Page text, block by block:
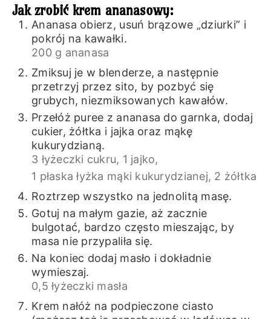
Jak zrobić krem ananasowy:
Ananasa obierz, usuń brązowe „dziurki” i
pokrój na kawałki.
200 g ananasa
Zmiksuj je w blenderze, a następnie
przetrzyj przez sito, by pozbyć się
grubych, niezmiksowanych kawałów.
Przełóż puree z ananasa do garnka, dodaj
cukier, żółtka i jajka oraz mąkę
kukurydzianą.
3 łyżeczki cukru, 1 jajko,
1 płaska łyżka mąki kukurydzianej, 2 żółtka
Roztrzep wszystko na jednolitą masę.
Gotuj na małym gazie, aż zacznie
bulgotać, bardzo często mieszając, by
masa nie przypaliła się.
Na koniec dodaj masło i dokładnie
wymieszaj.
0,5 łyżeczki masła
Krem nałóż na podpieczone ciasto